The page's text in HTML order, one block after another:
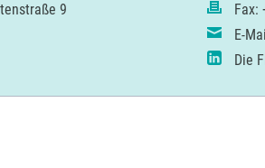
9
Fax:
E-
Die